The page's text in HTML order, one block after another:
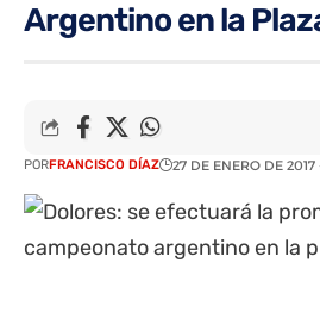
Argentino en la
PORFRANCISCO DÍAZ 27 DE ENERO DE